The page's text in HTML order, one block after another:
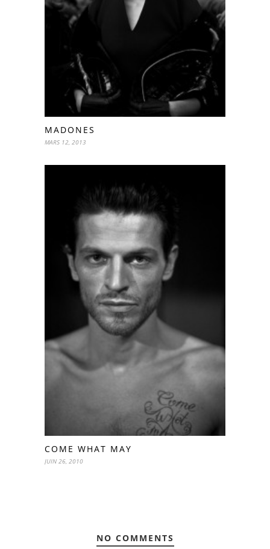
MADONES
MARS 12, 2013
COME WHAT MAY
JUIN 26, 2010
NO COMMENTS